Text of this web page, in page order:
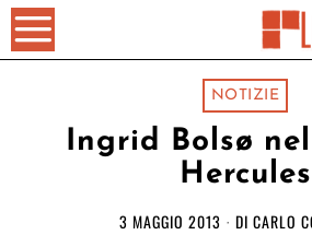
NOTIZIE
Ingrid Bolsø
Hercules
3 MAGGIO 2013 DI CARLO